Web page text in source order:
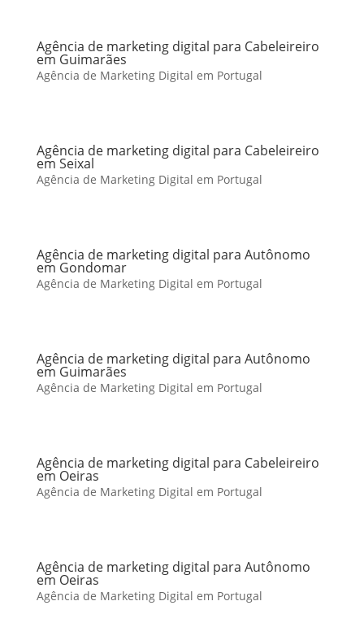
Agência de marketing digital para Cabeleireiro
em Guimarães
Agência de Marketing Digital em Portugal
Agência de marketing digital para Cabeleireiro
em Seixal
Agência de Marketing Digital em Portugal
Agência de marketing digital para Autônomo
em Gondomar
Agência de Marketing Digital em Portugal
Agência de marketing digital para Autônomo
em Guimarães
Agência de Marketing Digital em Portugal
Agência de marketing digital para Cabeleireiro
em Oeiras
Agência de Marketing Digital em Portugal
Agência de marketing digital para Autônomo
em Oeiras
Agência de Marketing Digital em Portugal